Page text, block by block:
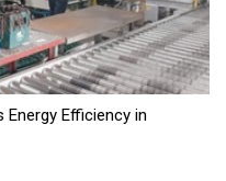
Efficiency in